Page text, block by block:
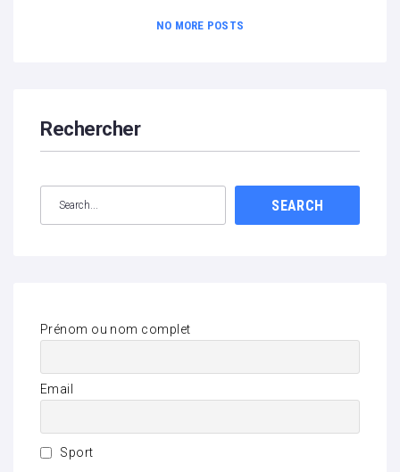
NO MORE POSTS
Rechercher
SEARCH
Prénom ou nom complet
Email
Sport